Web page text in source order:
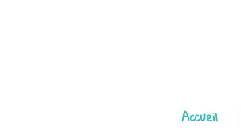
Pages
Accueil